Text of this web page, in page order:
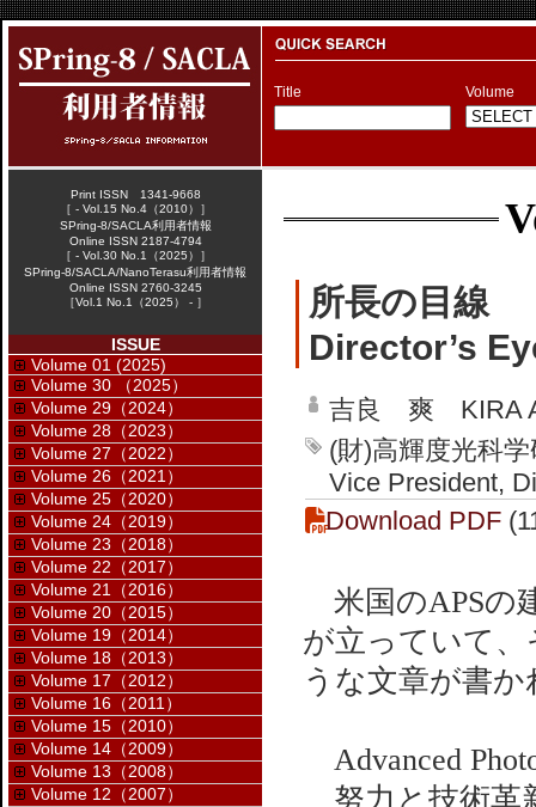
Title Volume
所長の目線
Director’s
吉良 爽 KIRA
(財)高輝度光科
Vice President,
Download PDF
米国のAPSの
が立っていて
うな文章が書
Advanced
努力と技術革
Print ISSN 1341-9668
［ - Vol.15 No.4（2010）］
SPring-8/SACLA利用者情報
Online ISSN 2187-4794
［ - Vol.30 No.1（2025）］
SPring-8/SACLA/NanoTerasu利用者情報
Online ISSN 2760-3245
［Vol.1 No.1（2025） - ］
ISSUE
Volume 01 (2025)
Volume 30 （2025）
Volume 29（2024）
Volume 28（2023）
Volume 27（2022）
Volume 26（2021）
Volume 25（2020）
Volume 24（2019）
Volume 23（2018）
Volume 22（2017）
Volume 21（2016）
Volume 20（2015）
Volume 19（2014）
Volume 18（2013）
Volume 17（2012）
Volume 16（2011）
Volume 15（2010）
Volume 14（2009）
Volume 13（2008）
Volume 12（2007）